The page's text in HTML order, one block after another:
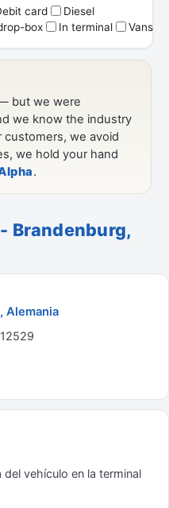
Brandenburg,
Alemania
vehículo en la terminal